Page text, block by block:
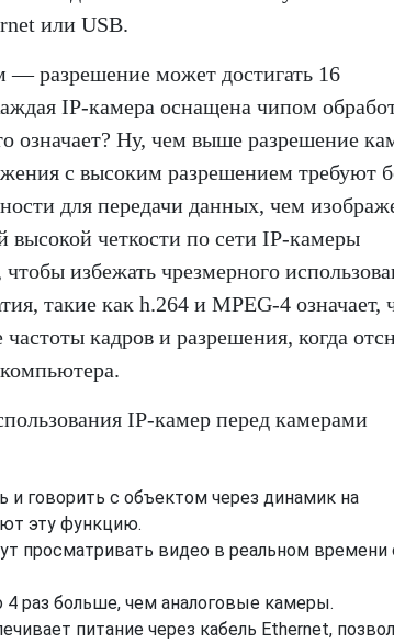
или USB.
— разрешение может достигать 16
IP-камера оснащена чипом
означает? Ну, чем выше разрешение
с высоким разрешением требуют
для передачи данных, чем
высокой четкости по сети IP-камеры
избежать чрезмерного
такие как h.264 и MPEG-4 означает,
кадров и разрешения, когда
IP-камер перед камерами
говорить с объектом через динамик на
эту функцию.
просматривать видео в реальном времени
раз больше, чем аналоговые камеры.
питание через кабель Ethernet,